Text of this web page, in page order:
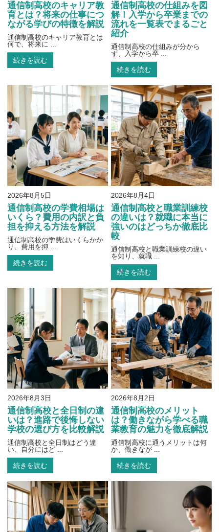
通信制高校のキャリア教
育とは？将来の仕事につ
ながる学びの特徴を解説
通信制高校のキャリア教育とは
何で、将来に ...
続きを読む
通信制高校の仕組みを図
解！入学から卒業までの
流れを一覧表でまるごと
紹介
通信制高校の仕組みが分から
ず、入学から卒 ...
続きを読む
2026年8月5日
通信制高校の学費相場は
いくら？費用の内訳と負
担を抑える方法を解説
通信制高校の学費はいくらかか
り、費用を抑 ...
続きを読む
2026年8月4日
通信制高校と職業訓練校
の違いは？就職に本当に
強いのはどっちか徹底比
較
通信制高校と職業訓練校の違い
を知り、就職 ...
続きを読む
2026年8月3日
通信制高校と全日制の違
いは？進路で後悔しない
学校の選び方を比較解説
通信制高校と全日制はどう違
い、自分にはど ...
続きを読む
2026年8月2日
通信制高校のメリット
は？働きながら学べる職
業教育の魅力を徹底解説
通信制高校に通うメリットは何
か、働きなが ...
続きを読む